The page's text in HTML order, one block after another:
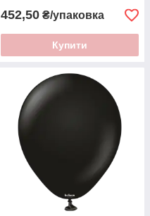
452,50 ₴/упаковка
Купити